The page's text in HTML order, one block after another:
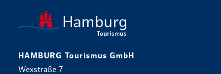
HAMBURG Tourismus GmbH
Wexstraße 7